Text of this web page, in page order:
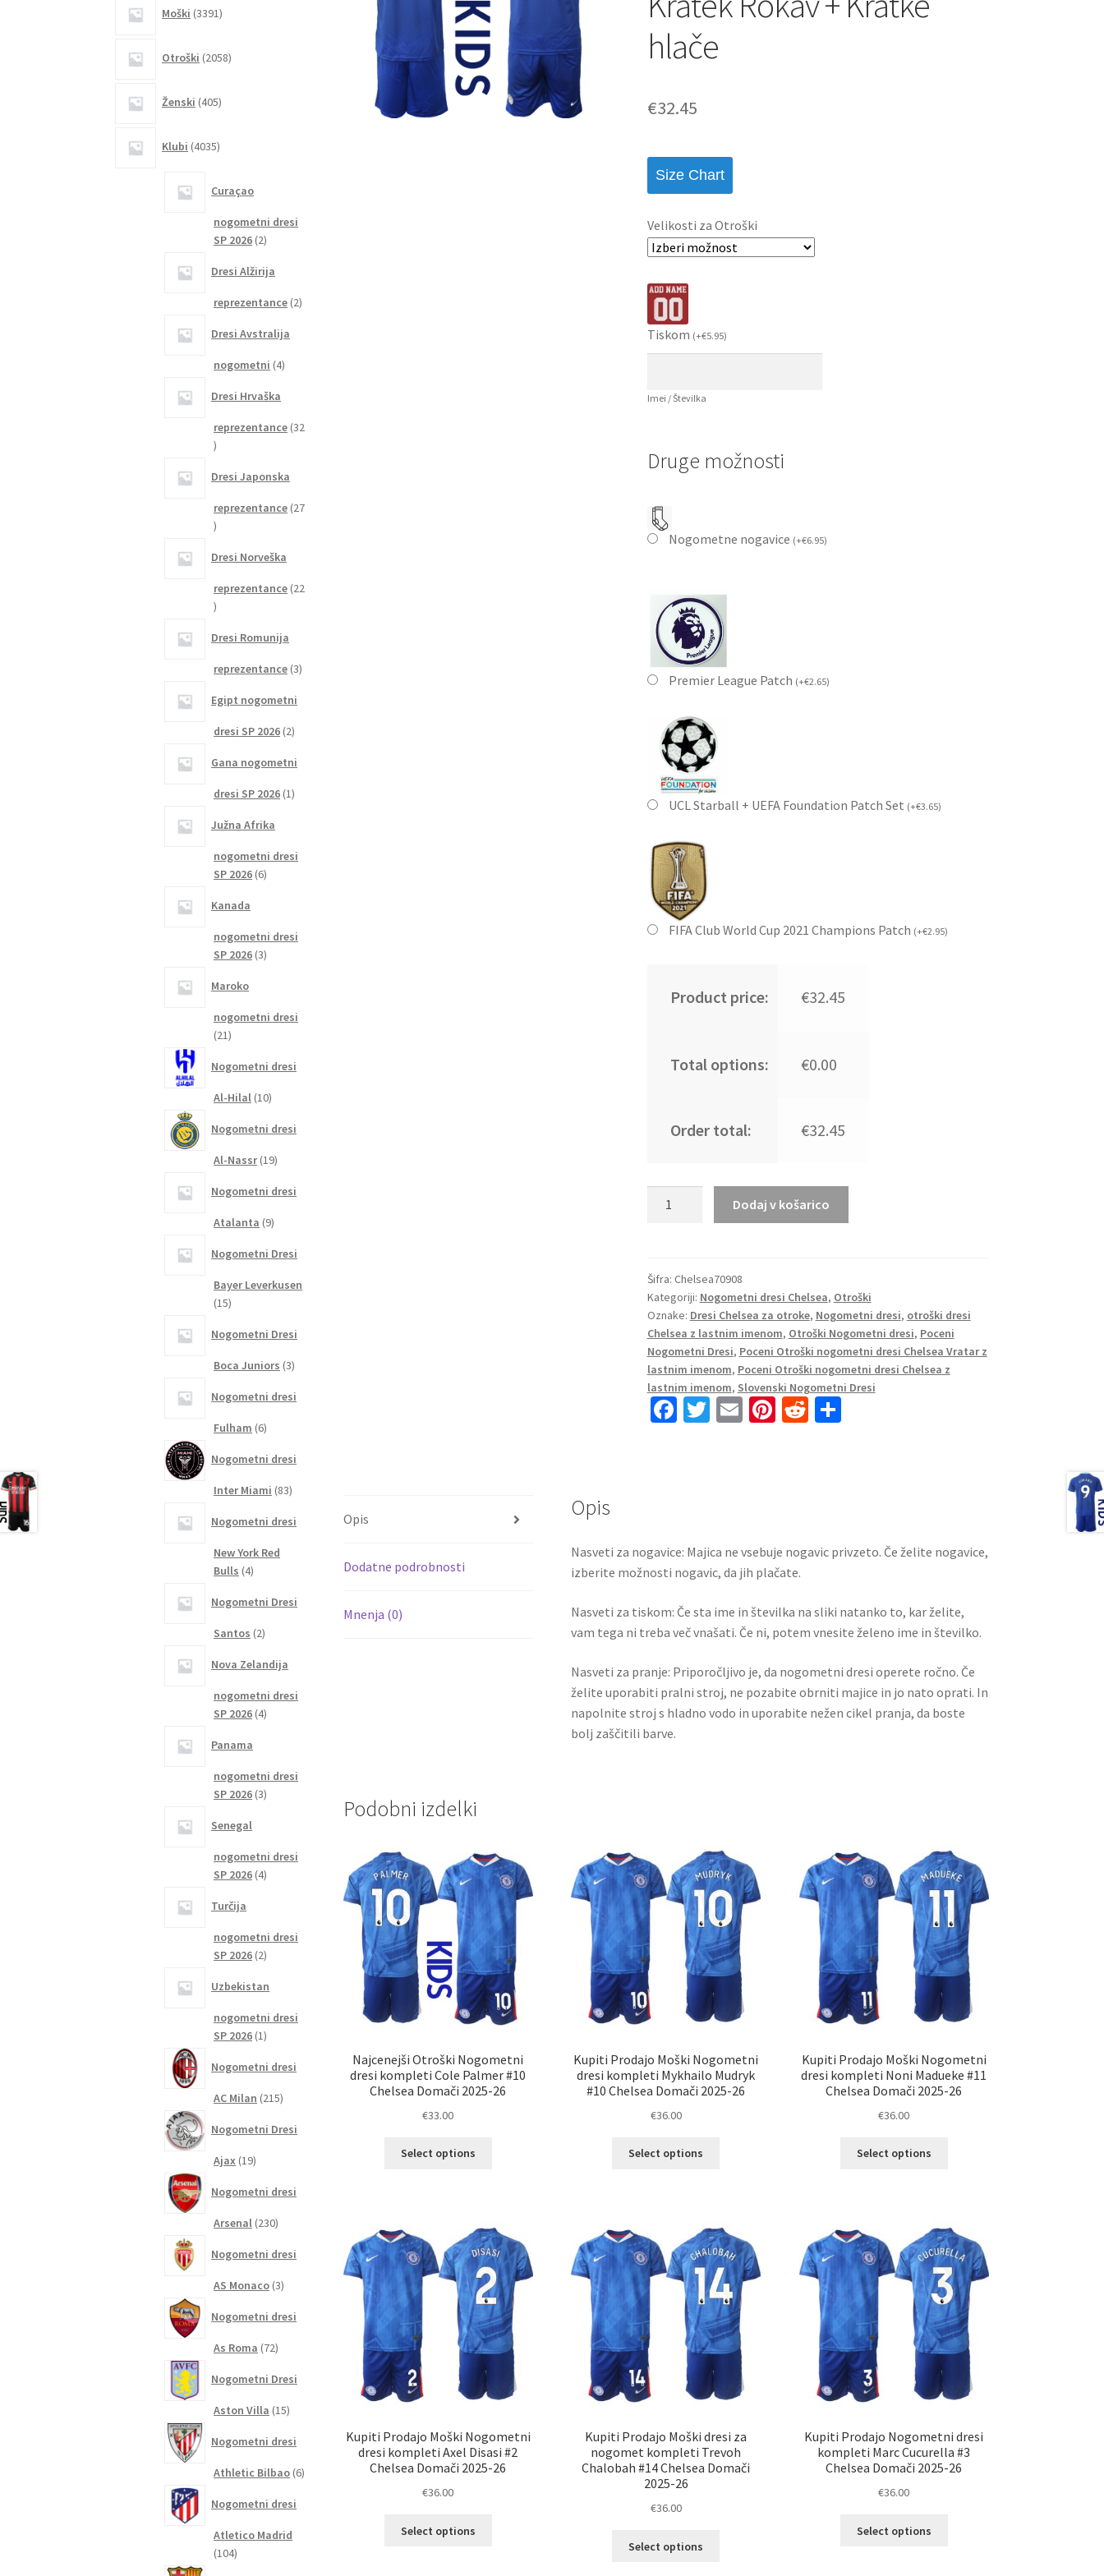
hlače
€32.45
Size Chart
Velikosti za Otroški
Tiskom (+€5.95)
Imei / Številka
Druge možnosti
Nogometne nogavice (+€6.95)
Premier League Patch (+€2.65)
UCL Starball + UEFA Foundation Patch Set (+€3.65)
FIFA Club World Cup 2021 Champions Patch (+€2.95)
Product price: €32.45
Total options: €0.00
Order total: €32.45
Domači
2023
Kratek
Rokav
+
Kratke
hlače
količina
Dodaj v košarico
Šifra: Chelsea70908
Kategoriji: Nogometni dresi Chelsea, Otroški
Oznake: Dresi Chelsea za otroke, Nogometni dresi, otroški dresi
Chelsea z lastnim imenom, Otroški Nogometni dresi, Poceni
Nogometni Dresi, Poceni Otroški nogometni dresi Chelsea Vratar z
lastnim imenom, Poceni Otroški nogometni dresi Chelsea z
lastnim imenom, Slovenski Nogometni Dresi
Fa
k
T E Pi R S
Opis
Dodatne podrobnosti
Mnenja (0)
Opis
Nasveti za nogavice: Majica ne vsebuje nogavic privzeto. Če želite nogavice,
izberite možnosti nogavic, da jih plačate.
Nasveti za tiskom: Če sta ime in številka na sliki natanko to, kar želite,
vam tega ni treba več vnašati. Če ni, potem vnesite želeno ime in številko.
Nasveti za pranje: Priporočljivo je, da nogometni dresi operete ročno. Če
želite uporabiti pralni stroj, ne pozabite obrniti majice in jo nato oprati. In
napolnite stroj s hladno vodo in uporabite nežen cikel pranja, da boste
bolj zaščitili barve.
Podobni izdelki
Najcenejši Otroški Nogometni
dresi kompleti Cole Palmer #10
Chelsea Domači 2025-26
€33.00
Select options
Možnosti
lahko
izberete
na
strani
izdelka
Kupiti Prodajo Moški Nogometni
dresi kompleti Mykhailo Mudryk
#10 Chelsea Domači 2025-26
€36.00
Select options
Možnosti
lahko
izberete
na
strani
izdelka
Kupiti Prodajo Moški Nogometni
dresi kompleti Noni Madueke #11
Chelsea Domači 2025-26
€36.00
Select options
Možnosti
lahko
izberete
na
strani
izdelka
Kupiti Prodajo Moški Nogometni
dresi kompleti Axel Disasi #2
Chelsea Domači 2025-26
€36.00
Select options
Kupiti Prodajo Moški dresi za
nogomet kompleti Trevoh
Chalobah #14 Chelsea Domači
2025-26
€36.00
Select options
Kupiti Prodajo Nogometni dresi
kompleti Marc Cucurella #3
Chelsea Domači 2025-26
€36.00
Select options
Moški 3391izdelkov
Otroški 2058izdelkov
Ženski 405izdelkov
Klubi 4035izdelkov
Curaçao
nogometni dresi
SP 2026 22
Dresi Alžirija
reprezentance 22
Dresi Avstralija
nogometni 44
Dresi Hrvaška
reprezentance 32
32
Dresi Japonska
reprezentance 27
27
Dresi Norveška
reprezentance 22
22
Dresi Romunija
reprezentance 33
Egipt nogometni
dresi SP 2026 22
Gana nogometni
dresi SP 2026 11
Južna Afrika
nogometni dresi
SP 2026 66
Kanada
nogometni dresi
SP 2026 33
Maroko
nogometni dresi
2121
Nogometni dresi
Al-Hilal 1010
Nogometni dresi
Al-Nassr 1919
Nogometni dresi
Atalanta 99
Nogometni Dresi
Bayer Leverkusen
1515
Nogometni Dresi
Boca Juniors 33
Nogometni dresi
Fulham 66
Nogometni dresi
Inter Miami 8383
Nogometni dresi
New York Red
Bulls 44
Nogometni Dresi
Santos 22
Nova Zelandija
nogometni dresi
SP 2026 44
Panama
nogometni dresi
SP 2026 33
Senegal
nogometni dresi
SP 2026 44
Turčija
nogometni dresi
SP 2026 22
Uzbekistan
nogometni dresi
SP 2026 11
Nogometni dresi
AC Milan 215215
Nogometni Dresi
Ajax 1919
Nogometni dresi
Arsenal 230230
Nogometni dresi
AS Monaco 33
Nogometni dresi
As Roma 7272
Nogometni Dresi
Aston Villa 1515
Nogometni dresi
Athletic Bilbao 66
Nogometni dresi
Atletico Madrid
104104